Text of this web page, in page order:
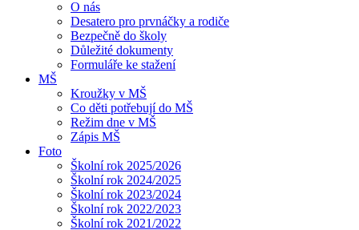
O nás
Desatero pro prvnáčky a rodiče
Bezpečně do školy
Důležité dokumenty
Formuláře ke stažení
MŠ
Kroužky v MŠ
Co děti potřebují do MŠ
Režim dne v MŠ
Zápis MŠ
Foto
Školní rok 2025/2026
Školní rok 2024/2025
Školní rok 2023/2024
Školní rok 2022/2023
Školní rok 2021/2022